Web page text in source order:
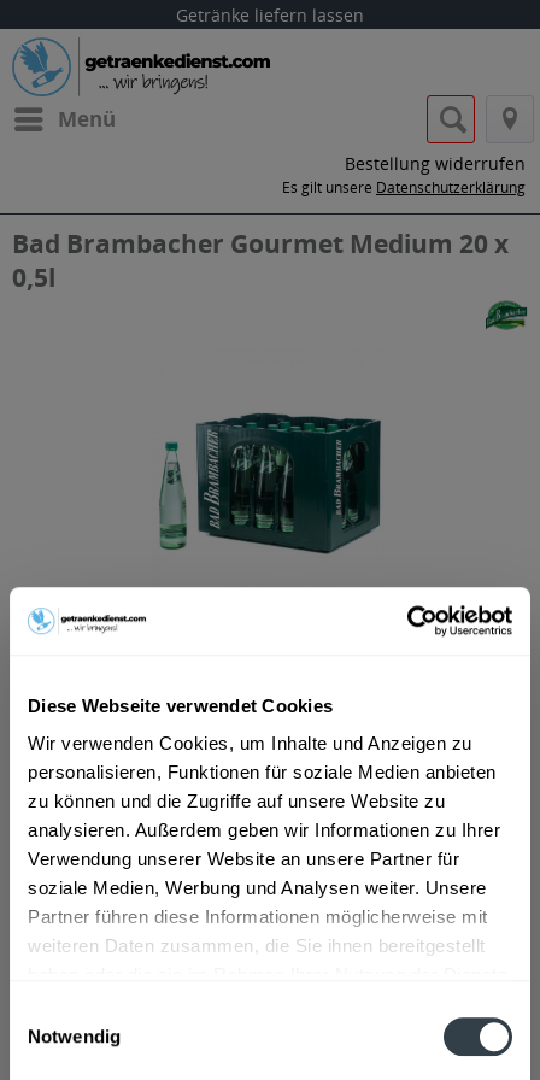
Diese Webseite verwendet Cookies
Wir verwenden Cookies, um Inhalte und Anzeigen zu
personalisieren, Funktionen für soziale Medien anbieten
zu können und die Zugriffe auf unsere Website zu
analysieren. Außerdem geben wir Informationen zu Ihrer
Verwendung unserer Website an unsere Partner für
soziale Medien, Werbung und Analysen weiter. Unsere
Partner führen diese Informationen möglicherweise mit
weiteren Daten zusammen, die Sie ihnen bereitgestellt
Notwendig
Getränke liefern lassen
Menü
Bestellung widerrufen
Es gilt unsere Datenschutzerklärung
Bad Brambacher Gourmet Medium 20 x
0,5l
ab 10,19 € *
Vorrätig
MEHRWEG
+4,50 € Pfand
In den Warenkorb
Artikel-Nr.:
11334
Verfügbar in:
"Natürliches Bad Brambacher Mineralwasser  Vom Besten
der Natur. Mit einem ausgewogenen...